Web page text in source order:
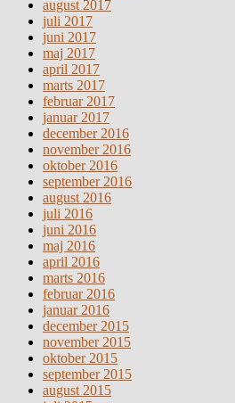
august 2017
juli 2017
juni 2017
maj 2017
april 2017
marts 2017
februar 2017
januar 2017
december 2016
november 2016
oktober 2016
september 2016
august 2016
juli 2016
juni 2016
maj 2016
april 2016
marts 2016
februar 2016
januar 2016
december 2015
november 2015
oktober 2015
september 2015
august 2015